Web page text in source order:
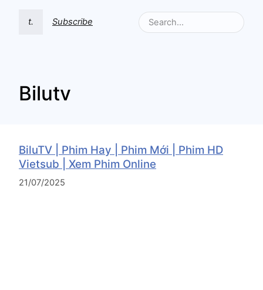
t. Subscribe
Bilutv
BiluTV | Phim Hay | Phim Mới | Phim HD
Vietsub | Xem Phim Online
21/07/2025